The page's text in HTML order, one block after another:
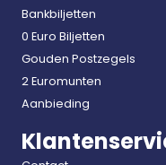
Bankbiljetten
0 Euro Biljetten
Gouden Postzegels
2 Euromunten
Aanbieding